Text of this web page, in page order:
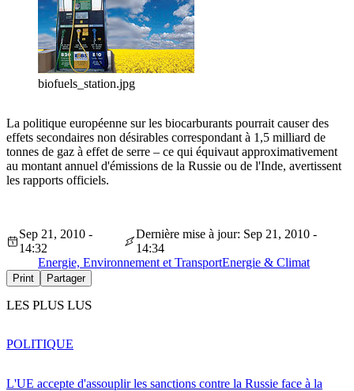
biofuels_station.jpg
La politique européenne sur les biocarburants pourrait causer des
effets secondaires non désirables correspondant à 1,5 milliard de
tonnes de gaz à effet de serre – ce qui équivaut approximativement
au montant annuel d'émissions de la Russie ou de l'Inde, avertissent
les rapports officiels.
Sep 21, 2010 -
14:32
Dernière mise à jour: Sep 21, 2010 -
14:34
Energie, Environnement et TransportEnergie & Climat
Print Partager
LES PLUS LUS
L'UE accepte d'assouplir les sanctions contre la Russie face à la
POLITIQUE